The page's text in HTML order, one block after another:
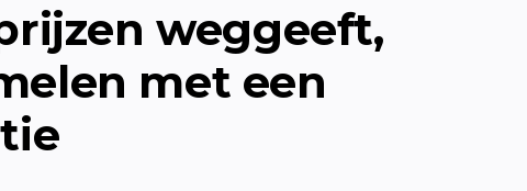
weggeeft,
met een